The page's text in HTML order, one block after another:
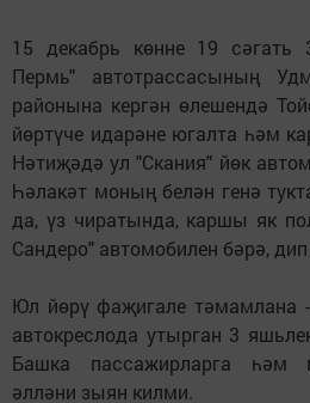
15 декабрь көнне 19 сәгать
Пермь" автотрассасының
районына кергән өлешендә
йөртүче идарәне югалта һәм
Нәтиҗәдә ул "Скания" йөк
Һәлакәт моның белән генә
да, үз чиратында, каршы як
Сандеро" автомобилен бәрә, дип
Юл йөрү фаҗигале тәмамлана
автокреслода утырган 3
Башка пассажирларга һәм
әлләни зыян килми.